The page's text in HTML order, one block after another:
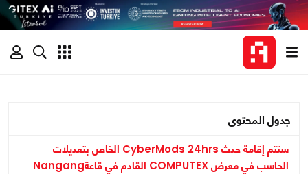
جدول المحتوى
ستتم إقامة حدث CyberMods 24hrs الخاص بتعديلات
الحاسب في معرض COMPUTEX القادم في قاعةNangang